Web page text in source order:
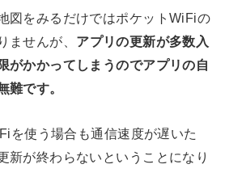
図をみるだけではポケットWiFiの
ませんが、 アプリの更新が多数入
がかかってしまうのでアプリの自
難です。
を使う場合も通信速度が遅いた
新が終わらないということになり